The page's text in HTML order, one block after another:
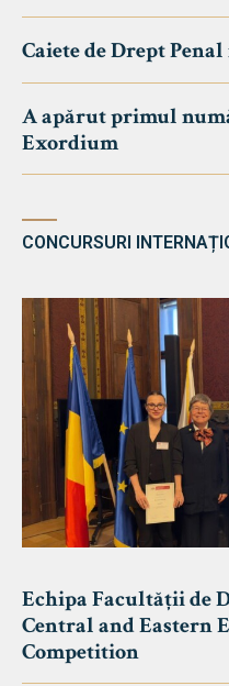
Caiete de Drept
A apărut primul
Exordium
CONCURSURI
Echipa Facultății de
Central and Eastern
Competition